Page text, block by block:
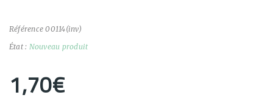
Référence 00114(inv)
État : Nouveau produit
1,70€